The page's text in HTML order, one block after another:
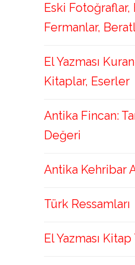
Eski Fotoğraflar,
Fermanlar,
El Yazması
Kitaplar, Eserler
Antika Fincan:
Değeri
Antika Kehribar
Türk Ressamları
El Yazması